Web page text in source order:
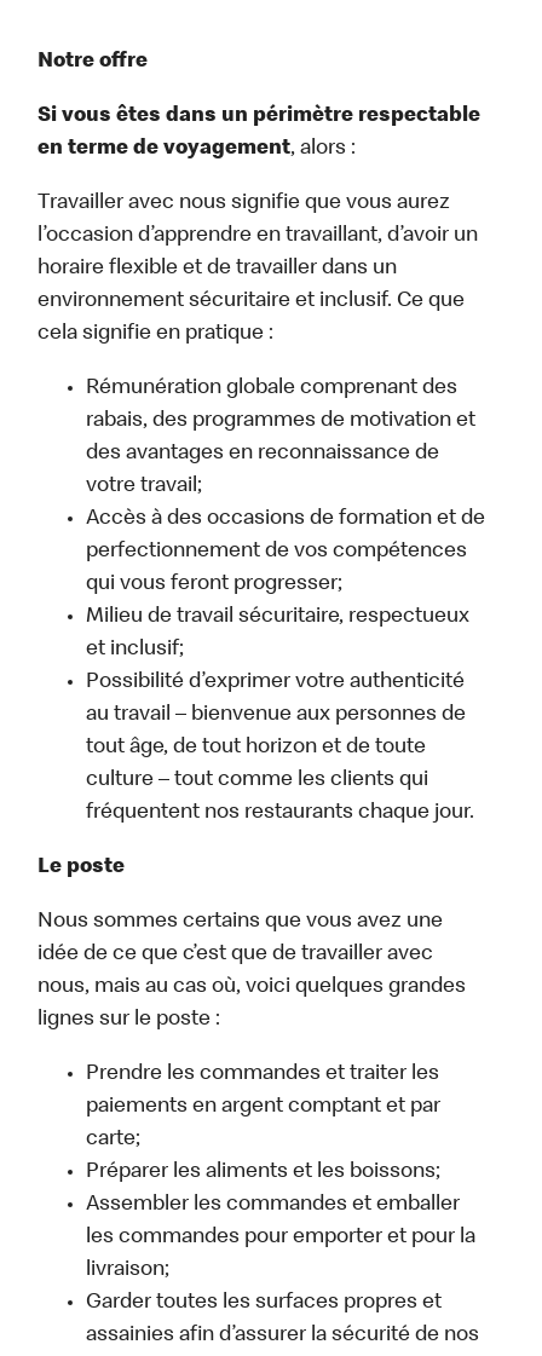
Notre offre
Si vous êtes dans un périmètre respectable
en terme de voyagement, alors :
Travailler avec nous signifie que vous aurez
l’occasion d’apprendre en travaillant, d’avoir un
horaire flexible et de travailler dans un
environnement sécuritaire et inclusif. Ce que
cela signifie en pratique :
Rémunération globale comprenant des
rabais, des programmes de motivation et
des avantages en reconnaissance de
votre travail;
Accès à des occasions de formation et de
perfectionnement de vos compétences
qui vous feront progresser;
Milieu de travail sécuritaire, respectueux
et inclusif;
Possibilité d’exprimer votre authenticité
au travail – bienvenue aux personnes de
tout âge, de tout horizon et de toute
culture – tout comme les clients qui
fréquentent nos restaurants chaque jour.
Le poste
Nous sommes certains que vous avez une
idée de ce que c’est que de travailler avec
nous, mais au cas où, voici quelques grandes
lignes sur le poste :
Prendre les commandes et traiter les
paiements en argent comptant et par
carte;
Préparer les aliments et les boissons;
Assembler les commandes et emballer
les commandes pour emporter et pour la
livraison;
Garder toutes les surfaces propres et
assainies afin d’assurer la sécurité de nos